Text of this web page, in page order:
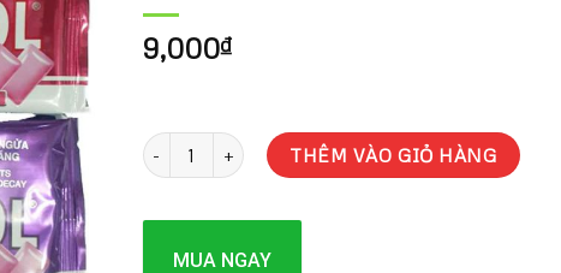
9,000₫
Kẹo Gum Không Đường LOTTE XYLITOL 3 Màu gói
THÊM VÀO GIỎ HÀNG
MUA NGAY